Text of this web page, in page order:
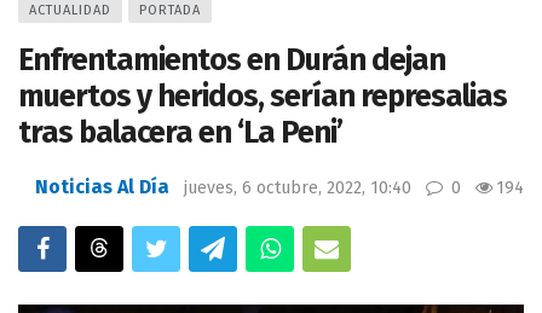
ACTUALIDAD PORTADA
Enfrentamientos en Durán dejan
muertos y heridos, serían represalias
tras balacera en ‘La Peni’
Noticias Al Día jueves, 6 octubre, 2022, 10:40 0 194